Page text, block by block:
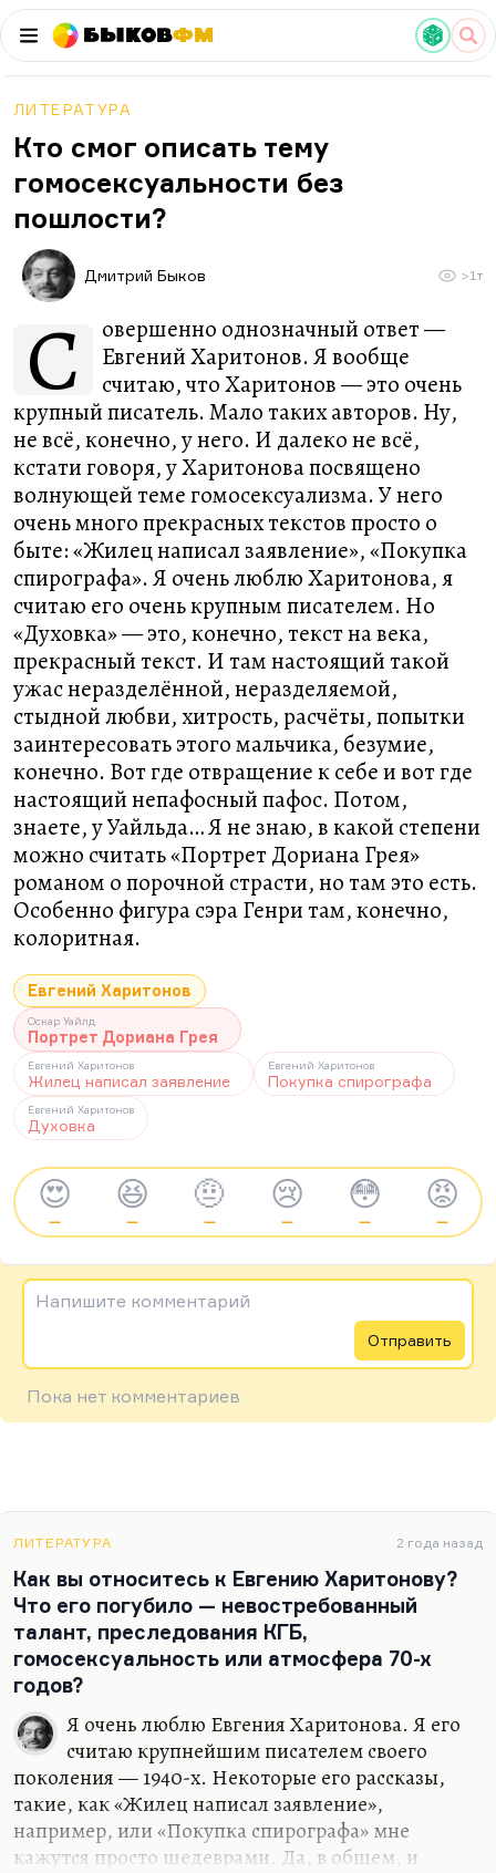
БыковФМ
ЛИТЕРАТУРА
Кто смог описать тему
гомосексуальности без
пошлости?
Дмитрий Быков >1т
С
овершенно однозначный ответ —
Евгений Харитонов. Я вообще
считаю, что Харитонов — это очень
крупный писатель. Мало таких авторов. Ну,
не всё, конечно, у него. И далеко не всё,
кстати говоря, у Харитонова посвящено
волнующей теме гомосексуализма. У него
очень много прекрасных текстов просто о
быте: «Жилец написал заявление», «Покупка
спирографа». Я очень люблю Харитонова, я
считаю его очень крупным писателем. Но
«Духовка» — это, конечно, текст на века,
прекрасный текст. И там настоящий такой
ужас неразделённой, неразделяемой,
стыдной любви, хитрость, расчёты, попытки
заинтересовать этого мальчика, безумие,
конечно. Вот где отвращение к себе и вот где
настоящий непафосный пафос. Потом,
знаете, у Уайльда… Я не знаю, в какой степени
можно считать «Портрет Дориана Грея»
романом о порочной страсти, но там это есть.
Особенно фигура сэра Генри там, конечно,
колоритная.
Евгений Харитонов
Оскар Уайлд
Портрет Дориана Грея
Евгений Харитонов
Жилец написал заявление
Евгений Харитонов
Покупка спирографа
Евгений Харитонов
Духовка
😍
—
😆
—
🤨
—
😢
—
😳
—
😡
—
Напишите комментарий
Отправить
Пока нет комментариев
ЛИТЕРАТУРА 2 года назад
Как вы относитесь к Евгению Харитонову?
Что его погубило — невостребованный
талант, преследования КГБ,
гомосексуальность или атмосфера 70-х
годов?
Я очень люблю Евгения Харитонова. Я его
считаю крупнейшим писателем своего
поколения — 1940-х. Некоторые его рассказы,
такие, как «Жилец написал заявление»,
например, или «Покупка спирографа» мне
кажутся просто шедеврами. Да, в общем, и